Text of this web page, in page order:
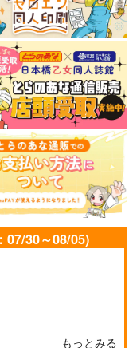
07/30～08/05)
もっとみる